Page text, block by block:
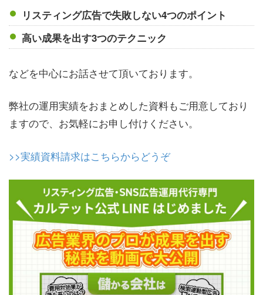
リスティング広告で失敗しない4つのポイント
高い成果を出す3つのテクニック
などを中心にお話させて頂いております。
弊社の運用実績をおまとめした資料もご用意しており
ますので、お気軽にお申し付けください。
>>実績資料請求はこちらからどうぞ